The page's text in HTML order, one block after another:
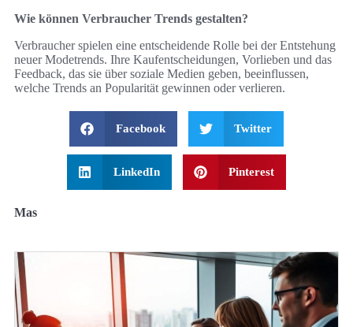
Wie können Verbraucher Trends gestalten?
Verbraucher spielen eine entscheidende Rolle bei der Entstehung
neuer Modetrends. Ihre Kaufentscheidungen, Vorlieben und das
Feedback, das sie über soziale Medien geben, beeinflussen,
welche Trends an Popularität gewinnen oder verlieren.
Facebook Twitter
LinkedIn Pinterest
Mas